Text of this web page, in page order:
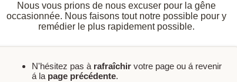
Nous vous prions de nous excuser pour la gêne
occasionnée. Nous faisons tout notre possible pour y
remédier le plus rapidement possible.
N'hésitez pas à rafraîchir votre page ou á revenir
á la page précédente.